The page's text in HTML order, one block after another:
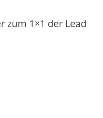
zum 1×1 der Lead